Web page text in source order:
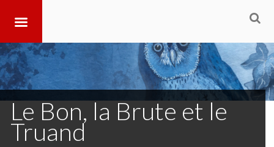
Le Bon, la Brute et le
Truand